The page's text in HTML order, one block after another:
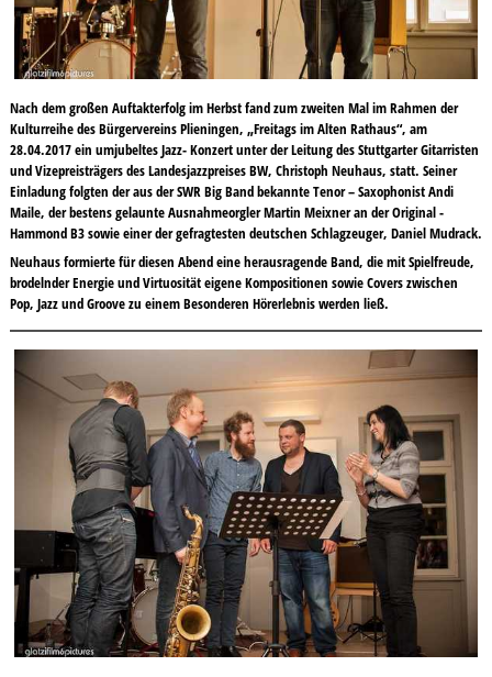
Nach dem großen Auftakterfolg im Herbst fand zum zweiten Mal im Rahmen der
Kulturreihe des Bürgervereins Plieningen, „Freitags im Alten Rathaus“, am
28.04.2017 ein umjubeltes Jazz- Konzert unter der Leitung des Stuttgarter Gitarristen
und Vizepreisträgers des Landesjazzpreises BW, Christoph Neuhaus, statt. Seiner
Einladung folgten der aus der SWR Big Band bekannte Tenor – Saxophonist Andi
Maile, der bestens gelaunte Ausnahmeorgler Martin Meixner an der Original -
Hammond B3 sowie einer der gefragtesten deutschen Schlagzeuger, Daniel Mudrack.
Neuhaus formierte für diesen Abend eine herausragende Band, die mit Spielfreude,
brodelnder Energie und Virtuosität eigene Kompositionen sowie Covers zwischen
Pop, Jazz und Groove zu einem Besonderen Hörerlebnis werden ließ.